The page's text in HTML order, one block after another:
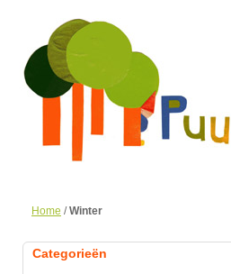
Home /Winter
Categorieën